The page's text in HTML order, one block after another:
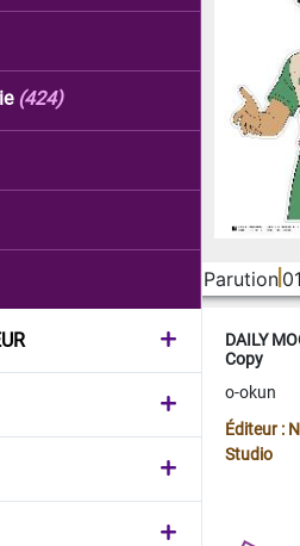
(424)
Parution
DAILY
Copy
o-okun
Éditeur :
Studio